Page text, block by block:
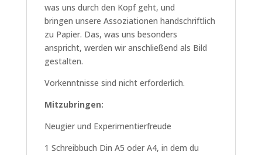
was uns durch den Kopf geht, und
bringen unsere Assoziationen handschriftlich
zu Papier. Das, was uns besonders
anspricht, werden wir anschließend als Bild
gestalten.
Vorkenntnisse sind nicht erforderlich.
Mitzubringen:
Neugier und Experimentierfreude
1 Schreibbuch Din A5 oder A4, in dem du